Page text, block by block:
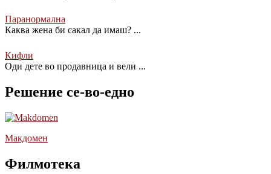
Паранормална
Каква жена би сакал да имаш? ...
Кифли
Оди дете во продавница и вели ...
Решение се-во-едно
Макдомен
Филмотека